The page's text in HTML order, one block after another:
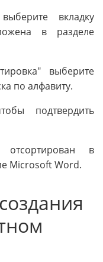
вкладку
в разделе
выберите
по алфавиту.
подтвердить
в
Microsoft Word.